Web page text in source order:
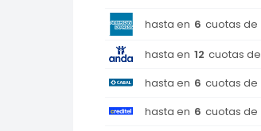
hasta en 6 cuotas de
hasta en 12 cuotas de
hasta en 6 cuotas de
hasta en 6 cuotas de